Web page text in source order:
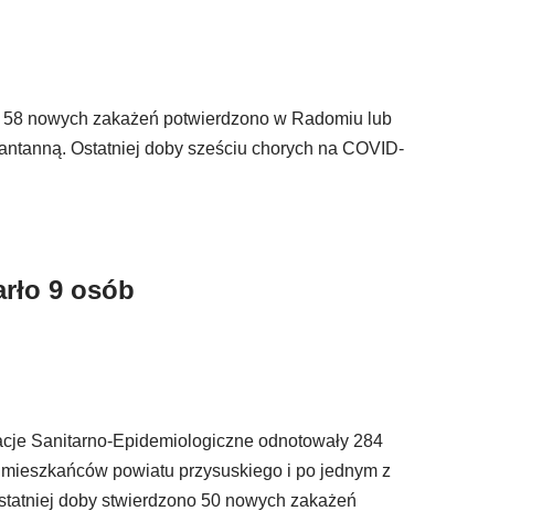
nowych zakażeń potwierdzono w Radomiu lub
Ostatniej doby sześciu chorych na COVID-
9 osób
Sanitarno-Epidemiologiczne odnotowały 284
powiatu przysuskiego i po jednym z
doby stwierdzono 50 nowych zakażeń